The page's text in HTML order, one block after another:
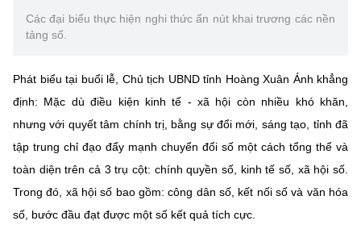
Chịu trách nhiệm nội dung: Nguyễn Thị Hải Hằng
Giám đốc Trung tâm Truyền thông Khoa học và Công nghệ.
Điện thoại: 024 3936 9506
Email:stc@mst.gov.vn
©2026 Bản quyền thuộc Bộ Khoa Học và Công Nghệ
(Ghi rõ nguồn "https://mst.gov.vn" khi phát hành lại thông tin từ
website này)
Các đại biểu thực hiện nghi thức ấn nút khai trương các nền
tảng số.
Phát biểu tại buổi lễ, Chủ tịch UBND tỉnh Hoàng Xuân Ánh khẳng
định: Mặc dù điều kiện kinh tế - xã hội còn nhiều khó khăn,
nhưng với quyết tâm chính trị, bằng sự đổi mới, sáng tạo, tỉnh đã
tập trung chỉ đạo đẩy mạnh chuyển đổi số một cách tổng thể và
toàn diện trên cả 3 trụ cột: chính quyền số, kinh tế số, xã hội số.
Trong đó, xã hội số bao gồm: công dân số, kết nối số và văn hóa
số, bước đầu đạt được một số kết quả tích cực.